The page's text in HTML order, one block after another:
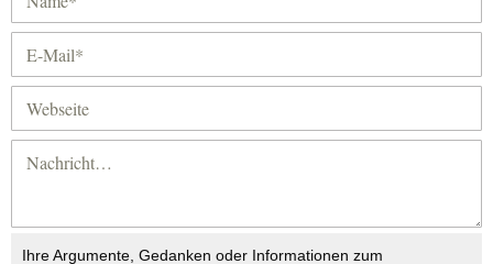
Ihre Argumente, Gedanken oder Informationen zum